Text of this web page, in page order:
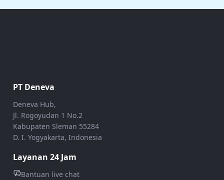
PT Deneva
Deneva Hub,
Jl. Rogoyudan 1 No.2
Kabupaten Sleman 55284
D. I. Yogyakarta, Indonesia
Layanan 24 Jam
Bantuan live chat